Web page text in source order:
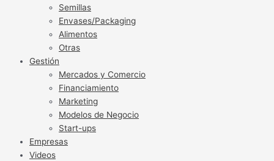
Semillas
Envases/Packaging
Alimentos
Otras
Gestión
Mercados y Comercio
Financiamiento
Marketing
Modelos de Negocio
Start-ups
Empresas
Videos